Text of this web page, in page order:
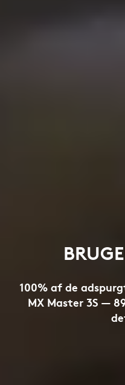
100% af de
MX Master 3S —